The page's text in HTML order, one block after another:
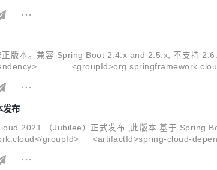
版本。兼容 Spring Boot 2.4.x and 2.5.x, 不支持
发布
2021 （Jubilee）正式发布 ,此版本 基于
groupId> <artifactId>spring-cloud-